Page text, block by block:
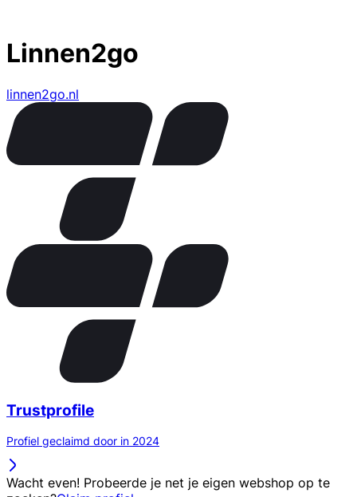
Linnen2go
linnen2go.nl
Trustprofile
Profiel geclaimd door in 2024
Wacht even! Probeerde je net je eigen webshop op te